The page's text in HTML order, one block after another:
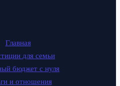
Главная
для семьи
бюджет с нуля
и отношения